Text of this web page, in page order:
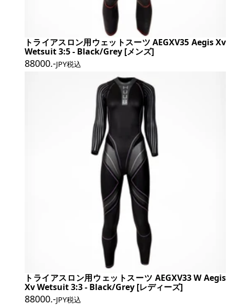
トライアスロン用ウェットスーツ AEGXV35 Aegis Xv
Wetsuit 3:5 - Black/Grey [メンズ]
88000.-JPY税込
トライアスロン用ウェットスーツ AEGXV33 W Aegis
Xv Wetsuit 3:3 - Black/Grey [レディーズ]
88000.-JPY税込